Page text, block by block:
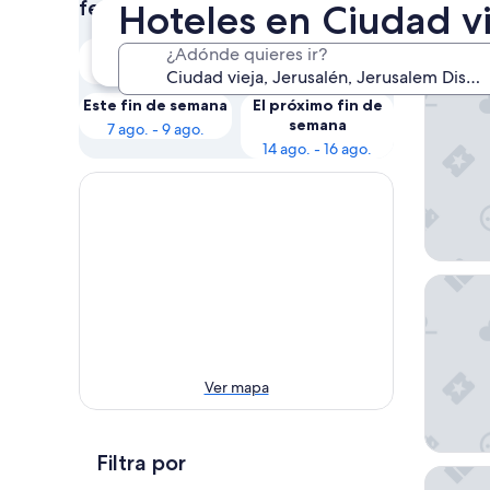
Hoteles en Ciudad
¿Adónde quieres ir?
fechas
Esta noche
7 ago. - 8 ago.
Mañana
8 ago. - 9 ago.
Este fin de semana
7 ago. - 9 ago.
El próximo fin de
semana
14 ago. - 16 ago.
Ver mapa
Filtra por
The
Orient
Herbert